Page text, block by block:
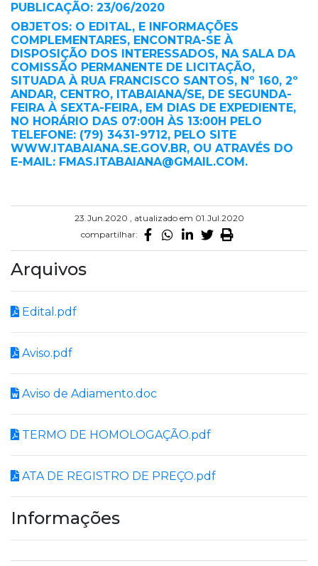
PUBLICAÇÃO: 23/06/2020
OBJETOS: O EDITAL, E INFORMAÇÕES
COMPLEMENTARES, ENCONTRA-SE À
DISPOSIÇÃO DOS INTERESSADOS, NA SALA DA
COMISSÃO PERMANENTE DE LICITAÇÃO,
SITUADA À RUA FRANCISCO SANTOS, Nº 160, 2º
ANDAR, CENTRO, ITABAIANA/SE, DE SEGUNDA-
FEIRA À SEXTA-FEIRA, EM DIAS DE EXPEDIENTE,
NO HORÁRIO DAS 07:00H ÀS 13:00H PELO
TELEFONE: (79) 3431-9712, PELO SITE
WWW.ITABAIANA.SE.GOV.BR, OU ATRAVÉS DO
E-MAIL: FMAS.ITABAIANA@GMAIL.COM.
23.Jun.2020 , atualizado em 01.Jul.2020
compartilhar:
Arquivos
Edital.pdf
Aviso.pdf
Aviso de Adiamento.doc
TERMO DE HOMOLOGAÇÃO.pdf
ATA DE REGISTRO DE PREÇO.pdf
Informações